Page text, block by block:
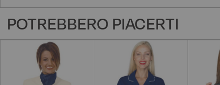
POTREBBERO PIACERTI